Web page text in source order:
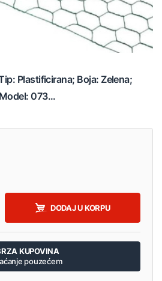
Plastificirana; Boja: Zelena;
073...
DODAJ U KORPU
KUPOVINA
pouzećem